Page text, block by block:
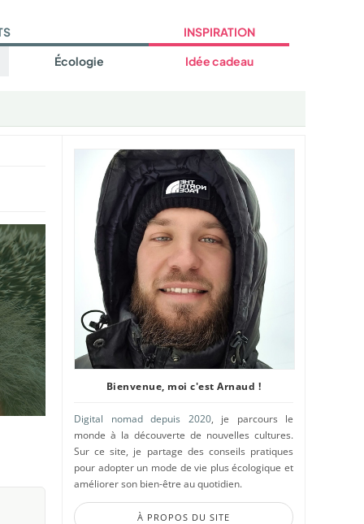
Écologie
INSPIRATION
Idée cadeau
Bienvenue, moi c'est Arnaud !
Digital nomad depuis 2020, je parcours le
monde à la découverte de nouvelles cultures.
Sur ce site, je partage des conseils pratiques
pour adopter un mode de vie plus écologique et
améliorer son bien-être au quotidien.
À PROPOS DU SITE